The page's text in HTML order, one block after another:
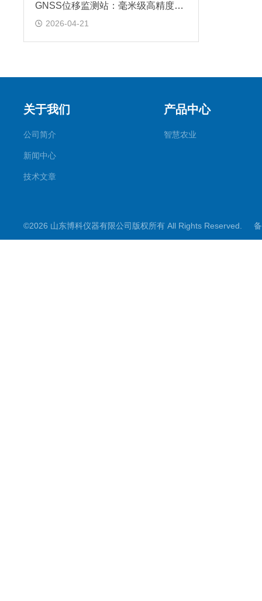
GNSS位移监测站：毫米级高精度定位，精准捕捉微小形变
2026-04-21
关于我们
公司简介
新闻中心
技术文章
产品中心
智慧农业
©2026 山东博科仪器有限公司版权所有 All Rights Reserved.